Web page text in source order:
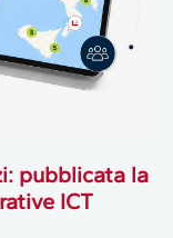
pubblicata la
ICT